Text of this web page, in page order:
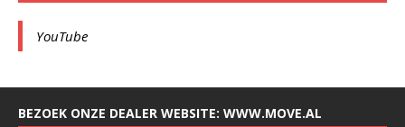
YouTube
BEZOEK ONZE DEALER WEBSITE: WWW.MOVE.AL